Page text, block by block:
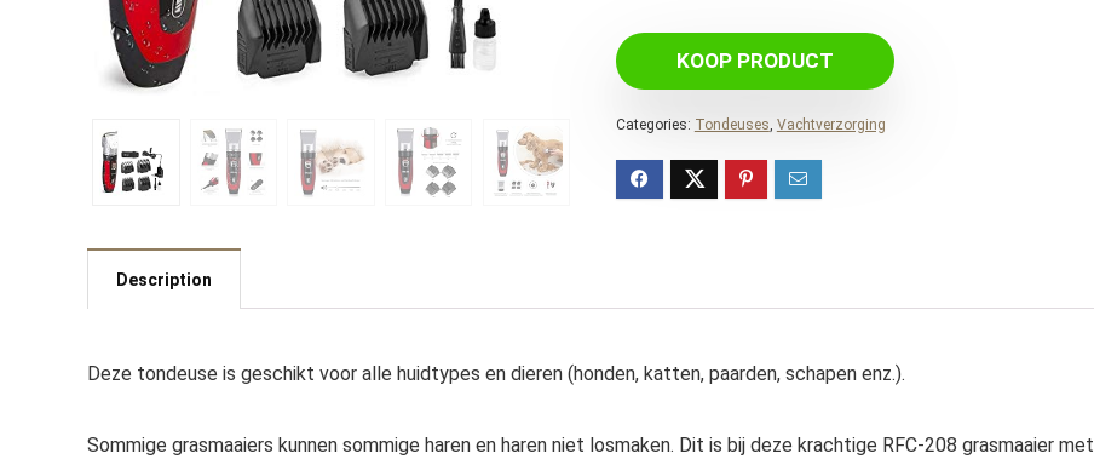
KOOP PRODUCT
Categories: Tondeuses, Vachtverzorging
Description
Deze tondeuse is geschikt voor alle huidtypes en dieren (honden, katten, paarden, schapen enz.).
Sommige grasmaaiers kunnen sommige haren en haren niet losmaken. Dit is bij deze krachtige RFC-208 grasmaaier met